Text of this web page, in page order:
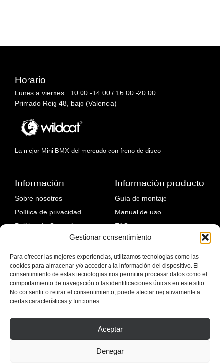
Gestionar consentimiento
Para ofrecer las mejores experiencias, utilizamos tecnologías como las
cookies para almacenar y/o acceder a la información del dispositivo. El
consentimiento de estas tecnologías nos permitirá procesar datos como el
comportamiento de navegación o las identificaciones únicas en este sitio.
No consentir o retirar el consentimiento, puede afectar negativamente a
ciertas características y funciones.
Aceptar
Denegar
Horario
Lunes a viernes : 10:00 -14:00 / 16:00 -20:00
Primado Reig 48, bajo (Valencia)
La mejor Mini BMX del mercado con freno de disco
Información
Sobre nosotros
Política de privacidad
Política de Garantía
Política de devoluciones
Política de envíos
Blog
Información producto
Guía de montaje
Manual de uso
FAQ
Fallos comunes y solución